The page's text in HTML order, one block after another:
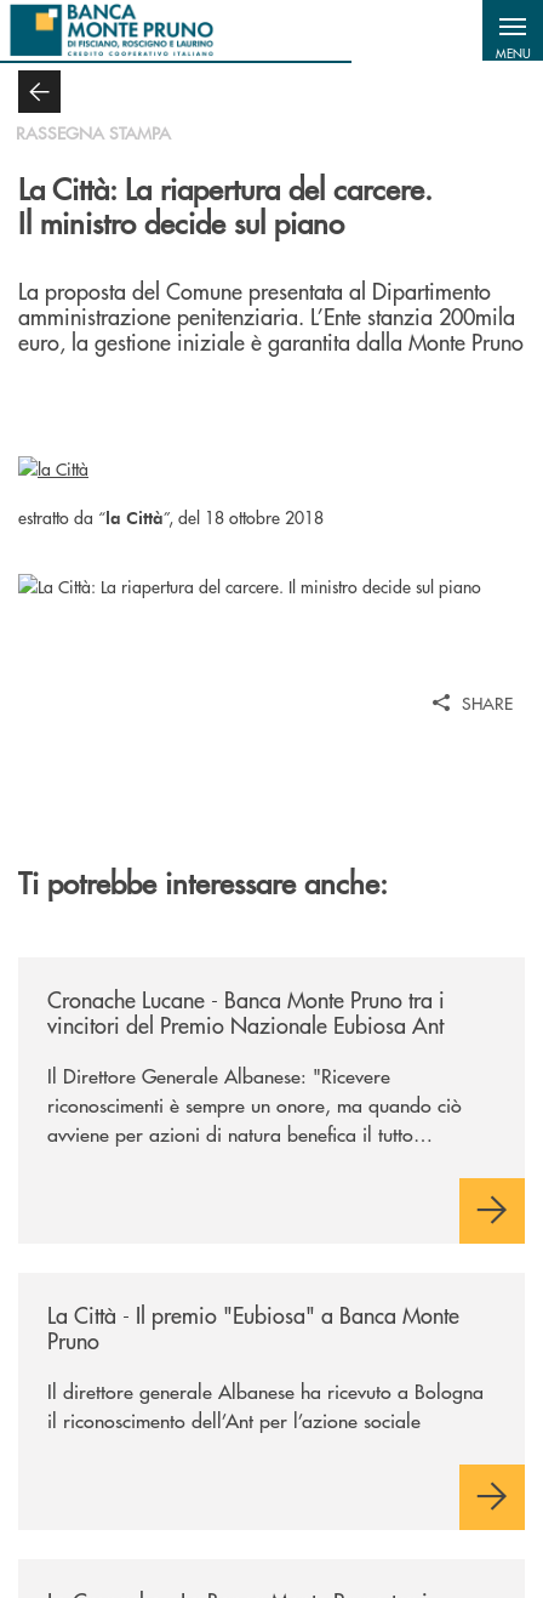
Salta al contenuto principale
MENU
RASSEGNA STAMPA
La Città: La riapertura del carcere.
Il ministro decide sul piano
La proposta del Comune presentata al Dipartimento
amministrazione penitenziaria. L’Ente stanzia 200mila
euro, la gestione iniziale è garantita dalla Monte Pruno
estratto da “la Città”, del 18 ottobre 2018
SHARE
Ti potrebbe interessare anche:
Cronache Lucane - Banca Monte Pruno tra i
vincitori del Premio Nazionale Eubiosa Ant
Il Direttore Generale Albanese: "Ricevere
riconoscimenti è sempre un onore, ma quando ciò
avviene per azioni di natura benefica il tutto
La Città - Il premio "Eubiosa" a Banca Monte
Pruno
Il direttore generale Albanese ha ricevuto a Bologna
il riconoscimento dell’Ant per l’azione sociale